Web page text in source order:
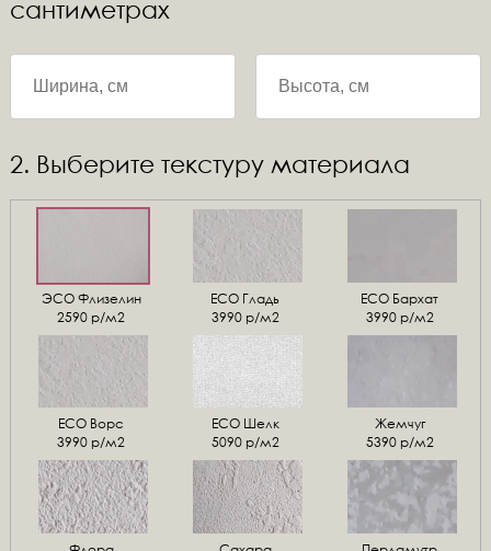
сантиметрах
2. Выберите текстуру материала
ЭСО Флизелин
2590 р/м2
ЕСО Гладь
3990 р/м2
ECO Бархат
3990 р/м2
ЕСО Ворс
3990 р/м2
ЕСО Шелк
5090 р/м2
Жемчуг
5390 р/м2